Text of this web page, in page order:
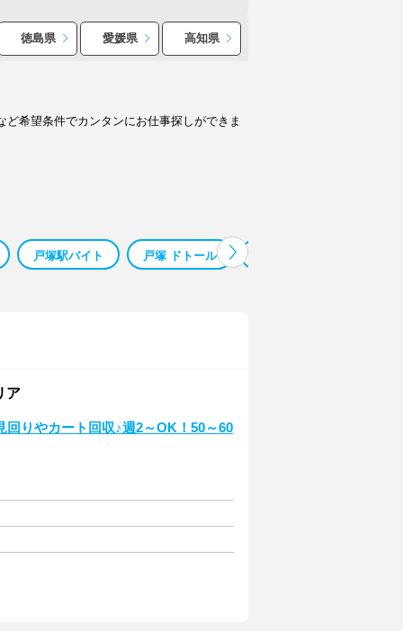
徳島県 愛媛県 高知県
希望条件でカンタンにお仕事探しができま
戸塚駅バイト 戸塚 ドトール
ア
回りやカート回収♪週2～OK！50～60